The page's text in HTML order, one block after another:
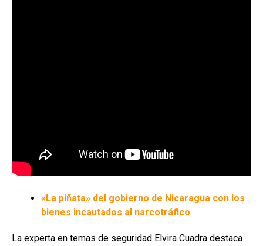
«La piñata» del gobierno de Nicaragua con los
bienes incautados al narcotráfico
La experta en temas de seguridad Elvira Cuadra destaca